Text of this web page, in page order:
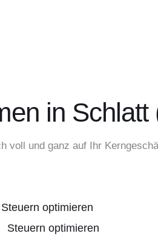
in Schlatt
voll und ganz auf Ihr
Steuern optimieren
Steuern optimieren